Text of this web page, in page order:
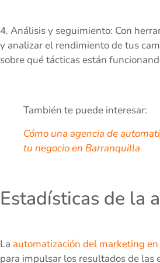
4. Análisis y seguimiento: Con
y analizar el rendimiento de tus
sobre qué tácticas están
También te puede interesar:
Cómo una agencia de
tu negocio en Barranquilla
Estadísticas de la
La automatización del marketing
para impulsar los resultados de